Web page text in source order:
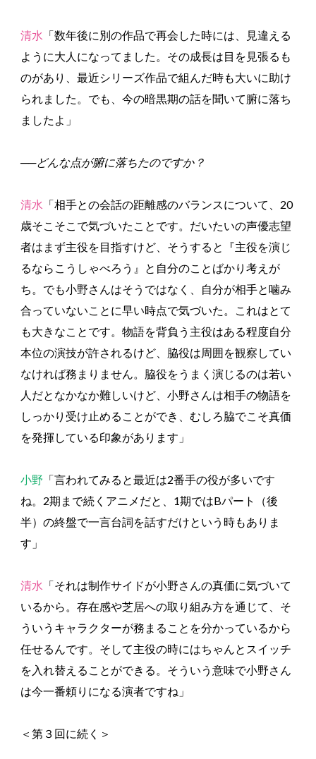
清水 「数年後に別の作品で再会した時には、見違える
ように大人になってました。その成長は目を見張るも
のがあり、最近シリーズ作品で組んだ時も大いに助け
られました。でも、今の暗黒期の話を聞いて腑に落ち
ましたよ」
──どんな点が腑に落ちたのですか？
清水 「相手との会話の距離感のバランスについて、20
歳そこそこで気づいたことです。だいたいの声優志望
者はまず主役を目指すけど、そうすると『主役を演じ
るならこうしゃべろう』と自分のことばかり考えが
ち。でも小野さんはそうではなく、自分が相手と噛み
合っていないことに早い時点で気づいた。これはとて
も大きなことです。物語を背負う主役はある程度自分
本位の演技が許されるけど、脇役は周囲を観察してい
なければ務まりません。脇役をうまく演じるのは若い
人だとなかなか難しいけど、小野さんは相手の物語を
しっかり受け止めることができ、むしろ脇でこそ真価
を発揮している印象があります」
小野 「言われてみると最近は2番手の役が多いです
ね。2期まで続くアニメだと、1期ではBパート（後
半）の終盤で一言台詞を話すだけという時もありま
す」
清水 「それは制作サイドが小野さんの真価に気づいて
いるから。存在感や芝居への取り組み方を通じて、そ
ういうキャラクターが務まることを分かっているから
任せるんです。そして主役の時にはちゃんとスイッチ
を入れ替えることができる。そういう意味で小野さん
は今一番頼りになる演者ですね」
＜第３回に続く＞